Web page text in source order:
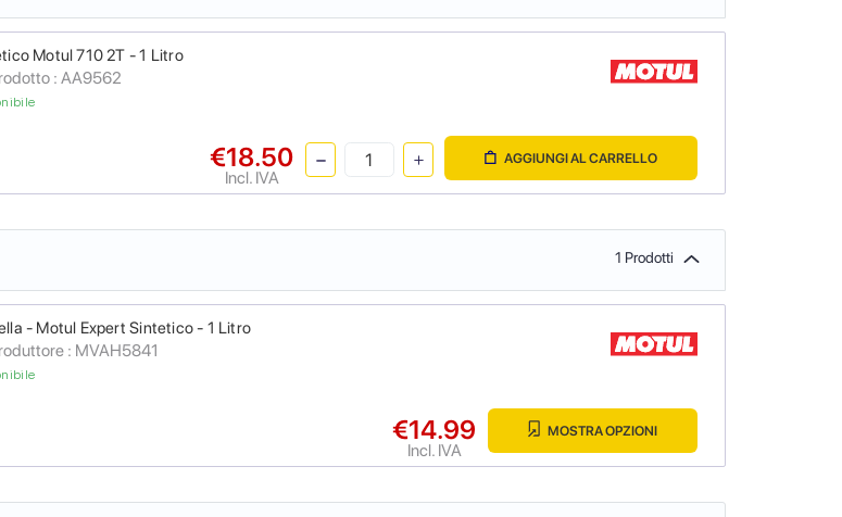
Motul 710 2T - 1 Litro
: AA9562
€18.50
Incl. IVA
AGGIUNGI AL CARRELLO
1 Prodotti
- Motul Expert Sintetico - 1 Litro
: MVAH5841
€14.99
Incl. IVA
MOSTRA OPZIONI